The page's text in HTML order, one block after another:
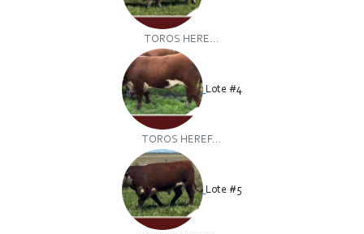
TOROS HERE...
Lote #4
TOROS HEREF...
Lote #5